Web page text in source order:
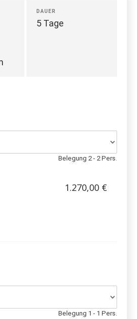
DAUER
5 Tage
Belegung 2 - 2 Pers.
1.270,00 €
Belegung 1 - 1 Pers.